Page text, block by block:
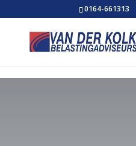
0164-661313